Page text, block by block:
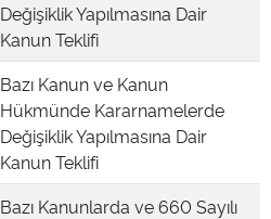
Değişiklik Yapılmasına Dair
Kanun Teklifi
Bazı Kanun ve Kanun
Hükmünde Kararnamelerde
Değişiklik Yapılmasına Dair
Kanun Teklifi
Bazı Kanunlarda ve 660 Sayılı